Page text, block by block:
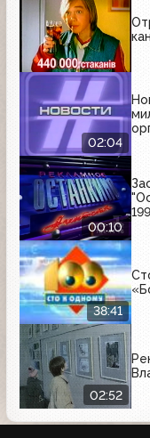
02:04
00:10
38:41
02:52